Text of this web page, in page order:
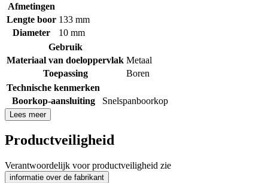
Afmetingen
Lengte boor 133 mm
Diameter
10 mm
Gebruik
Materiaal van doeloppervlak Metaal
Toepassing
Boren
Technische kenmerken
Boorkop-aansluiting
Snelspanboorkop
Lees meer
Productveiligheid
Verantwoordelijk voor productveiligheid zie
informatie over de fabrikant